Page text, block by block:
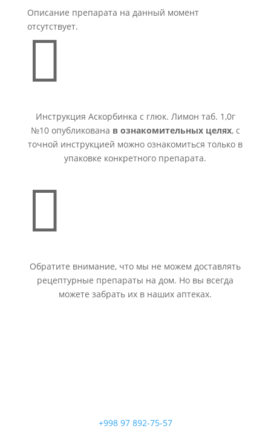
Описание препарата на данный момент
отсутствует.

Инструкция Аскорбинка с глюк. Лимон таб. 1,0г
№10 опубликована в ознакомительных целях, с
точной инструкцией можно ознакомиться только в
упаковке конкретного препарата.

Обратите внимание, что мы не можем доставлять
рецептурные препараты на дом. Но вы всегда
можете забрать их в наших аптеках.
+998 97 892-75-57